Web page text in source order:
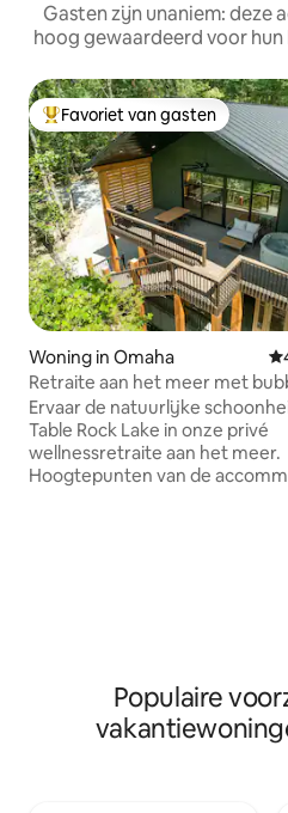
Gasten zijn unaniem: deze
hoog gewaardeerd voor
Topfavoriet van gasten
Favoriet van gasten
Woning in Omaha
Retraite aan het meer met
sauna en koud bad
Ervaar de natuurlijke
Table Rock Lake in onze privé
wellnessretraite aan het meer.
Hoogtepunten van de
doorzichtige wasproducten •
biologische bamboe lakens
• Noodzakelijke voorzieningen
Populaire